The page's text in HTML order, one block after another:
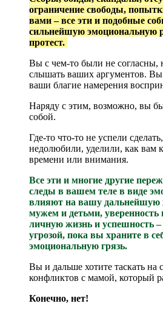
ограничение свободы,
вами – все эти и подобные
сильнейшую эмоциональную
протест.
Вы с чем-то были не согласны,
слышать ваших аргументов.
ваши благие намерения
Наряду с этим, возможно, вы
собой.
Где-то что-то не успели
недолюбили, уделили, как вам
времени или внимания.
Все эти и многие другие
следы в вашем теле в виде
влияют на вашу дальнейшую
мужем и детьми, уверенность
личную жизнь и успешность –
угрозой, пока вы храните в
эмоциональную грязь.
Вы и дальше хотите таскать на
конфликтов с мамой, который
Конечно, нет!